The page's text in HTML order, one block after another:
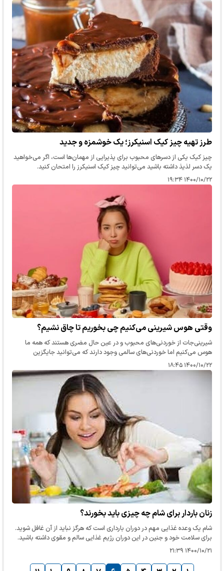
طرز تهیه چیز کیک اسنیکرز؛ یک خوشمزه و جدید
چیز کیک یکی از دسرهای محبوب برای پذیرایی از مهمان‌ها است، اگر می‌خواهید
یک دسر لذیذ داشته باشید می‌توانید چیز کیک اسنیکرز را امتحان کنید.
۱۴۰۰/۱۰/۲۲ ۱۹:۳۴
وقتی هوس شیرینی می‌کنیم چی بخوریم تا چاق نشیم؟
شیرینی‌جات از خوردنی‌های محبوب و در عین حال مضری هستند که همه ما
هوس می‌کنیم اما خوردنی‌های سالمی وجود دارند که می‌توانید جایگزین
شیرینی‌ها کنید.
۱۴۰۰/۱۰/۲۲ ۱۸:۴۵
زنان باردار برای شام چه چیزی باید بخورند؟
شام یک وعده غذایی مهم در دوران بارداری است که هرگز نباید از آن غافل شوید.
برای سلامت خود و جنین در این دوران رژیم غذایی سالم و مقوی داشته باشید.
۱۴۰۰/۱۰/۲۱ ۲۱:۳۹